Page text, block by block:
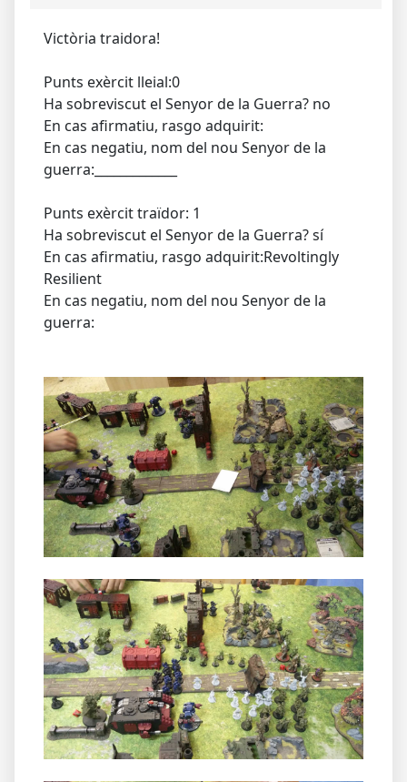
Victòria traidora!
Punts exèrcit lleial:0
Ha sobreviscut el Senyor de la Guerra? no
En cas afirmatiu, rasgo adquirit:
En cas negatiu, nom del nou Senyor de la
guerra:_____________
Punts exèrcit traïdor: 1
Ha sobreviscut el Senyor de la Guerra? sí
En cas afirmatiu, rasgo adquirit:Revoltingly
Resilient
En cas negatiu, nom del nou Senyor de la
guerra: